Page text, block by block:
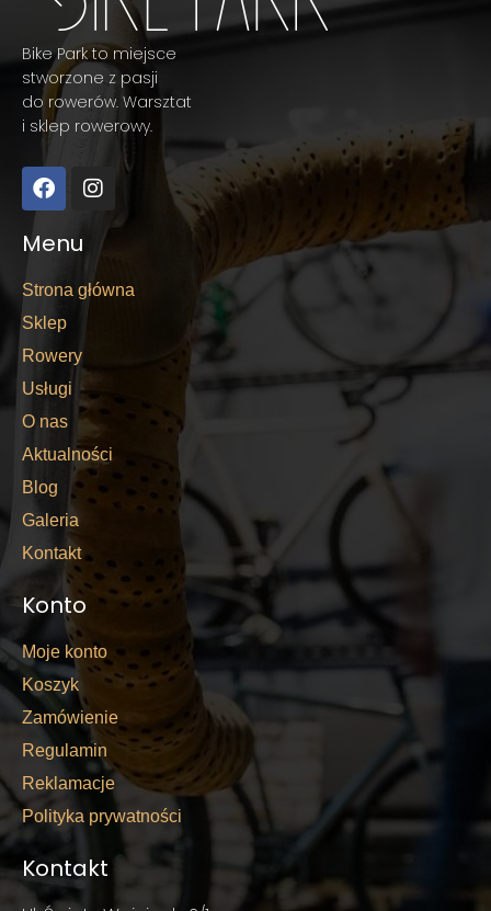
Bike Park to miejsce
stworzone z pasji
do rowerów. Warsztat
i sklep rowerowy.
Menu
Strona główna
Sklep
Rowery
Usługi
O nas
Aktualności
Blog
Galeria
Kontakt
Konto
Moje konto
Koszyk
Zamówienie
Regulamin
Reklamacje
Polityka prywatności
Kontakt